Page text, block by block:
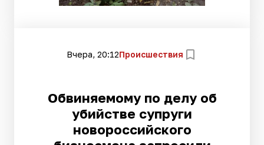
Вчера, 20:12Происшествия
Обвиняемому по делу об
убийстве супруги
новороссийского